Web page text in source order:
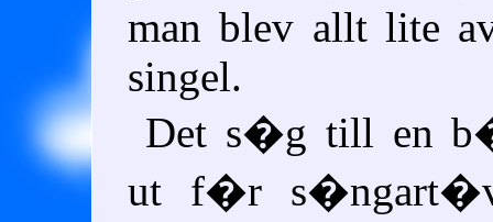
man blev allt lite
singel.
Det s�g till en
ut f�r